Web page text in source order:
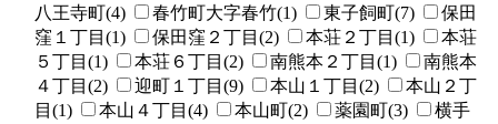
八王寺町(4)
春竹町大字春竹(1) 東子飼町(7)
保田
窪１丁目(1)
保田窪２丁目(2) 本荘２丁目(1)
本荘
５丁目(1)
本荘６丁目(2) 南熊本２丁目(1)
南熊本
４丁目(2)
迎町１丁目(9) 本山１丁目(2)
本山２丁
目(1)
本山４丁目(4) 本山町(2) 薬園町(3)
横手